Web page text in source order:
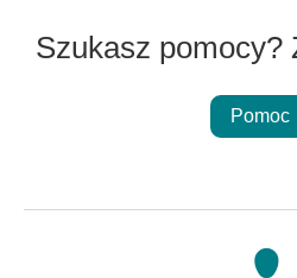
Szukasz pomocy?
Pomoc